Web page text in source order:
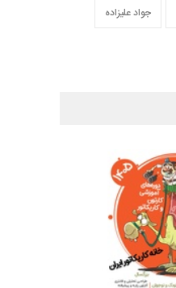
جواد علیزاده